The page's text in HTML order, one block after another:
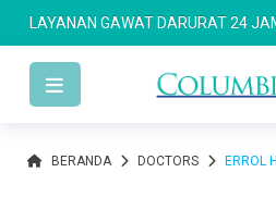
LAYANAN GAWAT DARURAT 24 JAM:
BERANDA DOCTORS ERROL